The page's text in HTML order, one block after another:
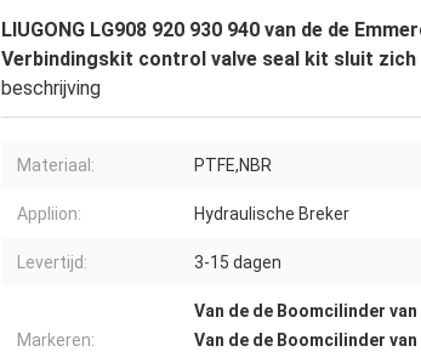
LIUGONG LG908 920 930 940 van de de
Verbindingskit control valve seal kit sluit
beschrijving
Materiaal: PTFE,NBR
Appliion: Hydraulische Breker
Levertijd: 3-15 dagen
Markeren:
Van de de Boomcilinder
Van de de Boomcilinder